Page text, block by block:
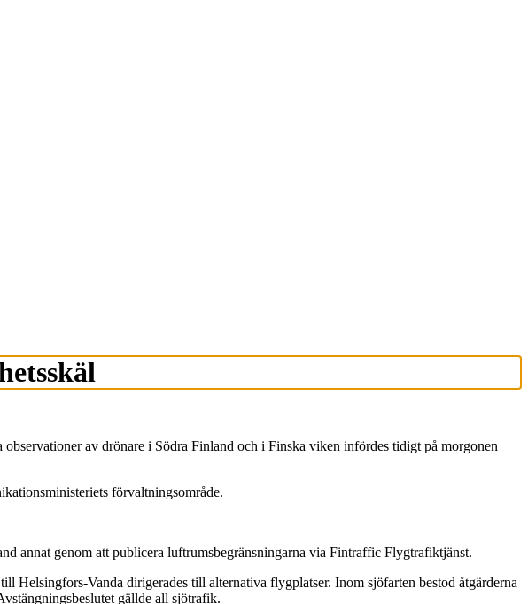
av drönare i Södra Finland och i Finska viken infördes tidigt på morgonen
förvaltningsområde.
annat genom att publicera luftrumsbegränsningarna via Fintraffic Flygtrafiktjänst.
Vanda dirigerades till alternativa flygplatser. Inom sjöfarten bestod åtgärderna
gällde all sjötrafik.